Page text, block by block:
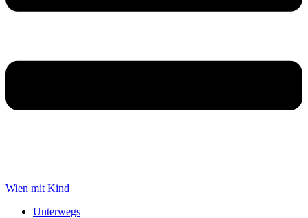
Wien mit Kind
Unterwegs